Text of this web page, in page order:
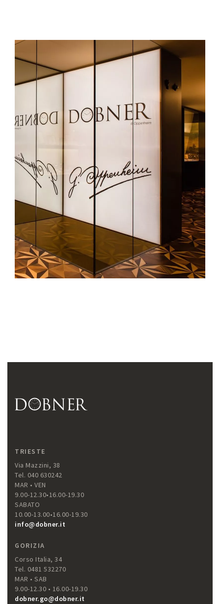
TRIESTE
Via Mazzini, 38
Tel. 040 630242
MAR • VEN
9.00-12.30•16.00-19.30
SABATO
10.00-13.00•16.00-19.30
info@dobner.it
GORIZIA
Corso Italia, 34
Tel. 0481 532270
MAR • SAB
9.00-12.30 • 16.00-19.30
dobner.go@dobner.it